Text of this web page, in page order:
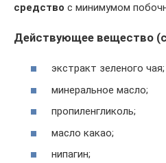
средство с минимумом
Действующее вещество
экстракт зеленого чая;
минеральное масло;
пропиленгликоль;
масло какао;
нипагин;